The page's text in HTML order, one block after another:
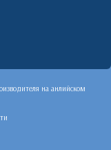
на анлийском